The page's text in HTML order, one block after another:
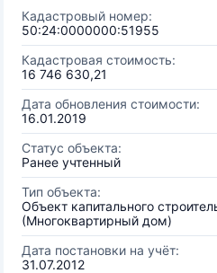
Кадастровый номер:
50:24:0000000:51955
Кадастровая стоимость:
16 746 630,21
Дата обновления стоимости:
16.01.2019
Статус объекта:
Ранее учтенный
Тип объекта:
Объект капитального
(Многоквартирный дом)
Дата постановки на учёт:
31.07.2012